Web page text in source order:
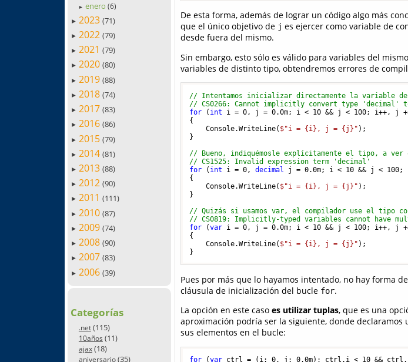
► enero(6)
► 2023 (71)
► 2022 (79)
► 2021 (79)
► 2020 (80)
► 2019 (88)
► 2018 (74)
► 2017 (83)
► 2016 (86)
► 2015 (79)
► 2014 (81)
► 2013 (88)
► 2012 (90)
► 2011 (111)
► 2010 (87)
► 2009 (74)
► 2008 (90)
► 2007 (83)
► 2006 (39)
Categorías
.net(115)
10años (11)
ajax(18)
aniversario(35)
De esta forma, además de lograr un código algo más
que el único objetivo de j es ejercer como variable de
desde fuera del mismo.
Sin embargo, esto sólo es válido para variables del
variables de distinto tipo, obtendremos errores de
// Intentamos inicializar directamente la variable
// CS0266: Cannot implicitly convert type
for ( int i = 0 , j = 0.0m; i < 10 && j < 100; i++, j
{
    Console.WriteLine(
$"i = {i} , j = {j} " );
}
// Bueno, indiquémosle explícitamente el tipo, a
// CS1525: Invalid expression term 'decimal'
for ( int i = 0 , decimal j = 0.0m; i < 10 && j < 100;
{
    Console.WriteLine(
$"i = {i} , j = {j} " );
}
// Quizás si usamos var, el compilador use el tipo
// CS0819: Implicitly-typed variables cannot have
for (var i = 0 , j = 0.0m; i < 10 && j < 100; i++, j
{
    Console.WriteLine(
$"i = {i} , j = {j} " );
Pues por más que lo hayamos intentado, no hay forma
cláusula de inicialización del bucle for.
La opción en este caso es utilizar tuplas, que es una
aproximación podría ser la siguiente, donde
sus elementos en el bucle:
for (var ctrl = (i: 0, j: 0.0m); ctrl.i < 10 &&